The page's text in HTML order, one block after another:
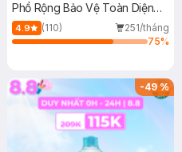
Phổ Rộng Bảo Vệ Toàn Diện
40ml
4.9 (110)
251/tháng
75%
-49%